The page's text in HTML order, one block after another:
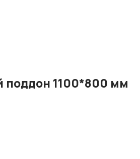
поддон 1100*800 мм